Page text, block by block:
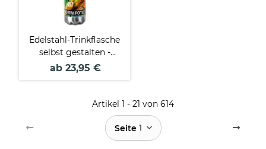
Edelstahl-Trinkflasche
selbst gestalten -
weiß - in 500 ml und
ab 23,95 €
Artikel 1 - 21 von 614
Seite 1